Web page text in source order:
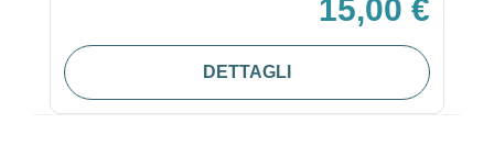
15,00 €
DETTAGLI